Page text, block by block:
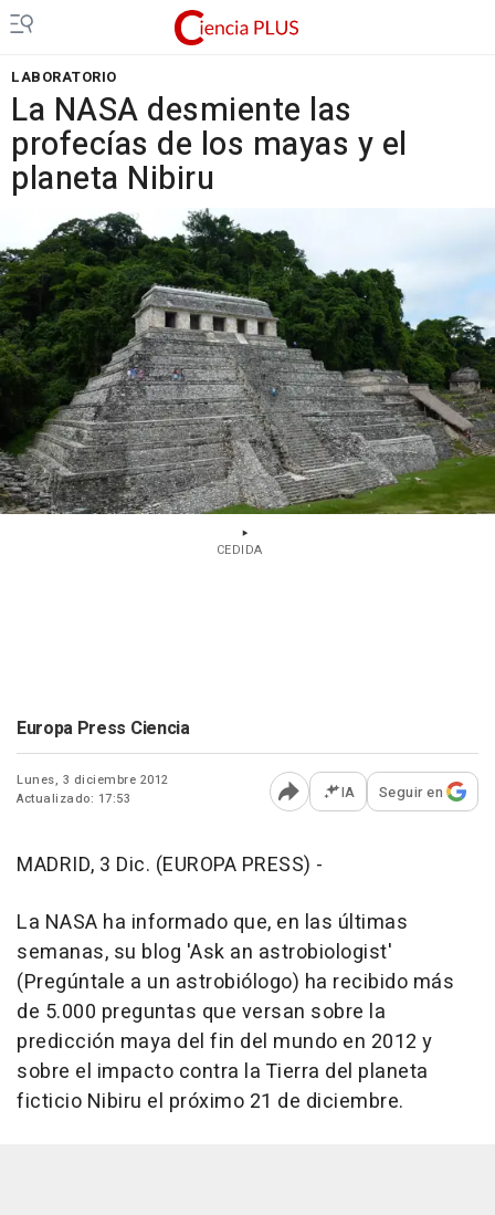
LABORATORIO
La NASA desmiente las
profecías de los mayas y el
planeta Nibiru
CEDIDA
Europa Press Ciencia
Lunes, 3 diciembre 2012
Actualizado: 17:53
Abrir opciones para
IA Seguir en
MADRID, 3 Dic. (EUROPA PRESS) -
La NASA ha informado que, en las últimas
semanas, su blog 'Ask an astrobiologist'
(Pregúntale a un astrobiólogo) ha recibido más
de 5.000 preguntas que versan sobre la
predicción maya del fin del mundo en 2012 y
sobre el impacto contra la Tierra del planeta
ficticio Nibiru el próximo 21 de diciembre.